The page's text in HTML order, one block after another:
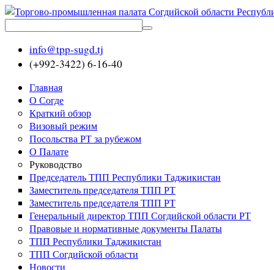
info@tpp-sugd.tj
(+992-3422) 6-16-40
Главная
О Согде
Краткий обзор
Визовый режим
Посольства РТ за рубежом
О Палате
Руководство
Председатель ТПП Республики Таджикистан
Заместитель председателя ТПП РТ
Заместитель председателя ТПП РТ
Генеральный директор ТПП Согдийской области РТ
Правовые и нормативные документы Палаты
ТПП Республики Таджикистан
ТПП Согдийской области
Новости